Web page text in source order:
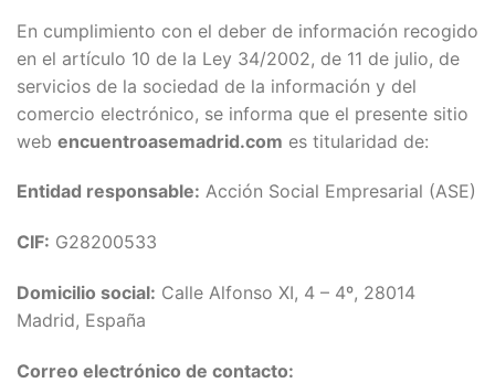
En cumplimiento con el deber de información recogido
en el artículo 10 de la Ley 34/2002, de 11 de julio, de
servicios de la sociedad de la información y del
comercio electrónico, se informa que el presente sitio
web encuentroasemadrid.com es titularidad de:
Entidad responsable: Acción Social Empresarial (ASE)
CIF: G28200533
Domicilio social: Calle Alfonso XI, 4 – 4º, 28014
Madrid, España
Correo electrónico de contacto: